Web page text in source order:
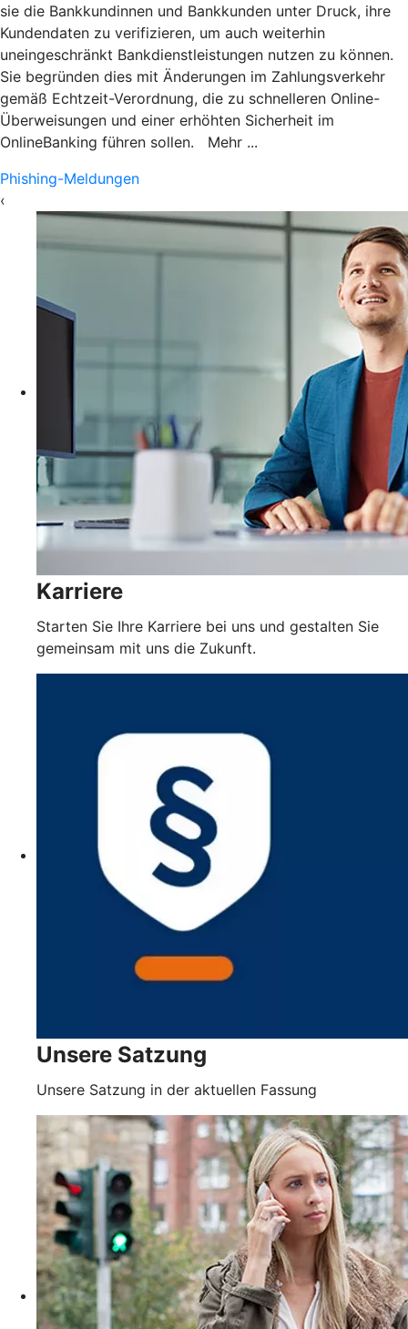
sie die Bankkundinnen und Bankkunden unter Druck, ihre
Kundendaten zu verifizieren, um auch weiterhin
uneingeschränkt Bankdienstleistungen nutzen zu können.
Sie begründen dies mit Änderungen im Zahlungsverkehr
gemäß Echtzeit-Verordnung, die zu schnelleren Online-
Überweisungen und einer erhöhten Sicherheit im
OnlineBanking führen sollen. Mehr ...
Phishing-Meldungen
‹
Karriere
Starten Sie Ihre Karriere bei uns und gestalten Sie
gemeinsam mit uns die Zukunft.
Unsere Satzung
Unsere Satzung in der aktuellen Fassung